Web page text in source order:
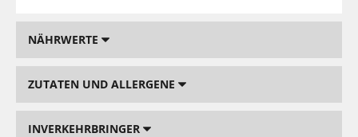
NÄHRWERTE
ZUTATEN UND ALLERGENE
INVERKEHRBRINGER